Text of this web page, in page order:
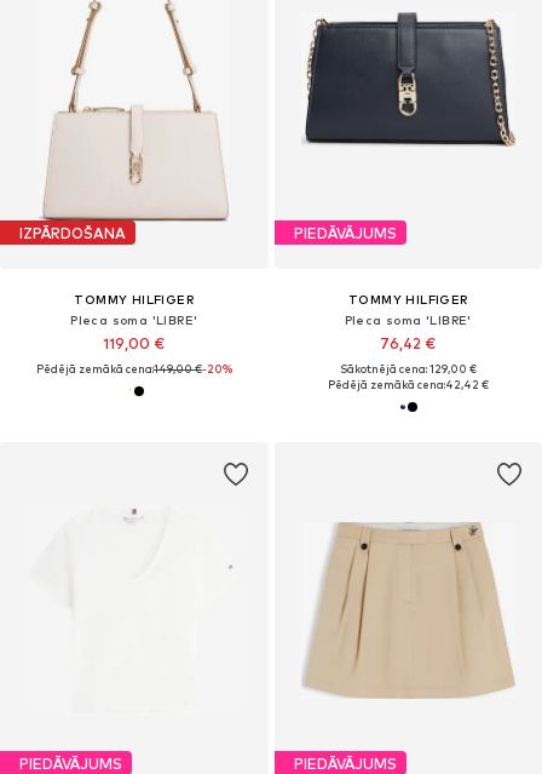
IZPĀRDOŠANA
TOMMY HILFIGER
Pleca soma 'LIBRE'
119,00 €
Pēdējā zemākā cena:149,00 €-20%
PIEDĀVĀJUMS
TOMMY HILFIGER
Pleca soma 'LIBRE'
76,42 €
Sākotnējā cena: 129,00 €
Pēdējā zemākā cena:42,42 €
PIEDĀVĀJUMS PIEDĀVĀJUMS